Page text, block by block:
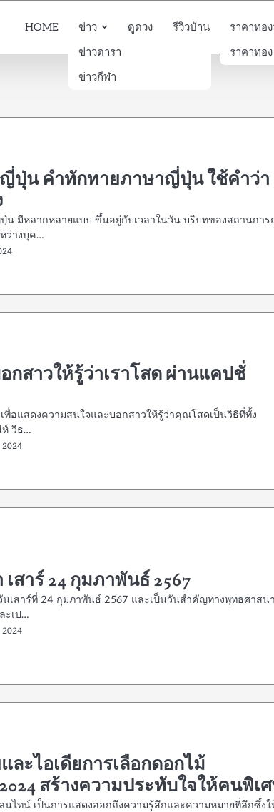
HOME
ข่าว
ข่าวดารา
ข่าวกีฬา
ดูดวง รีวิวบ้าน
ราคาทอ
ราคาทอง
ปุ่น คำทักทายภาษาญี่ปุ่น ใช้คำว่า
น มีหลากหลายแบบ ขึ้นอยู่กับเวลาในวัน บริบทของสถานกา
ว่างบุค…
กสาวให้รู้ว่าเราโสด ผ่านแคปชั่
พื่อแสดงความสนใจและบอกสาวให้รู้ว่าคุณโสดเป็นวิธีที่ทั้ง
ห์ วิธ…
สาร์ 24 กุมภาพันธ์ 2567
เสาร์ที่ 24 กุมภาพันธ์ 2567 และเป็นวันสำคัญทางพุทธศาสน
ะเป…
ละไอเดียการเลือกดอกไม้
สร้างความประทับใจให้คนพิเ
นไทน์ เป็นการแสดงออกถึงความรู้สึกและความหมายที่ลึกซึ้งใ